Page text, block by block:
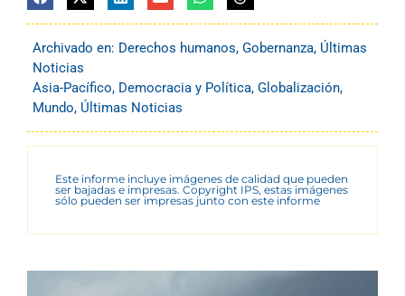
Archivado en: Derechos humanos, Gobernanza, Últimas
Noticias
Asia-Pacífico, Democracia y Política, Globalización,
Mundo, Últimas Noticias
Este informe incluye imágenes de calidad que pueden
ser bajadas e impresas. Copyright IPS, estas imágenes
sólo pueden ser impresas junto con este informe